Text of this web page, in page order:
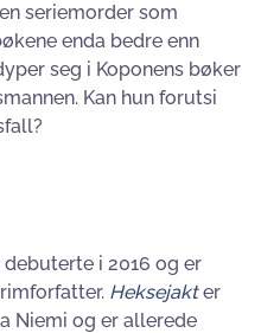
seriemorder som
enda bedre enn
seg i Koponens bøker
Kan hun forutsi
debuterte i 2016 og er
Heksejakter
Niemi og er allerede